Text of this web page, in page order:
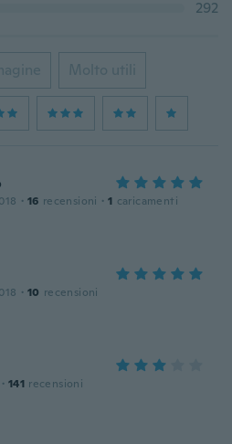
292
Molto utili
· 16 recensioni · 1 caricamenti
· 10 recensioni
· 141 recensioni